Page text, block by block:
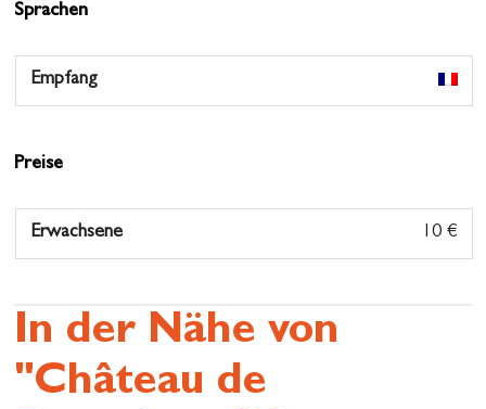
Sprachen
Empfang
Preise
Erwachsene 10 €
In der Nähe von
"Château de